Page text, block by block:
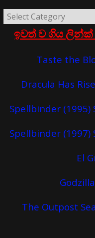
ඉවත් ව ගිය ලින්ක්
Taste the
Dracula Has
Spellbinder (1995)
Spellbinder (1997)
El
The Outpost